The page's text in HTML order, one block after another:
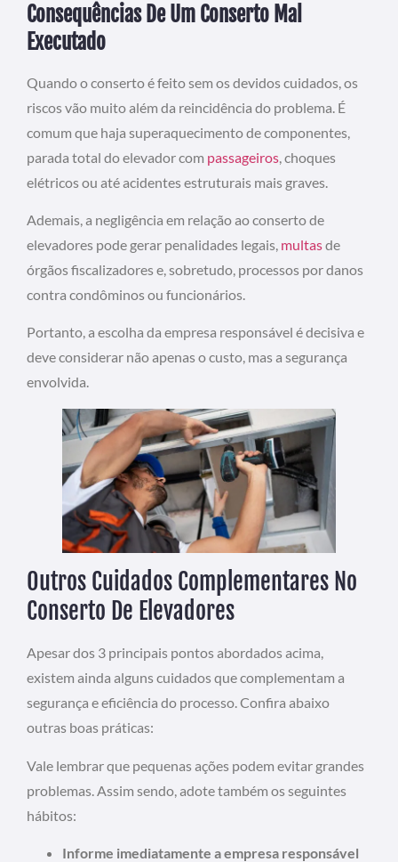
Consequências De Um Conserto Mal
Executado
Quando o conserto é feito sem os devidos cuidados, os
riscos vão muito além da reincidência do problema. É
comum que haja superaquecimento de componentes,
parada total do elevador com passageiros , choques
elétricos ou até acidentes estruturais mais graves.
Ademais, a negligência em relação ao conserto de
elevadores pode gerar penalidades legais, multasde
órgãos fiscalizadores e, sobretudo, processos por danos
contra condôminos ou funcionários.
Portanto, a escolha da empresa responsável é decisiva e
deve considerar não apenas o custo, mas a segurança
envolvida.
Outros Cuidados Complementares No
Conserto De Elevadores
Apesar dos 3 principais pontos abordados acima,
existem ainda alguns cuidados que complementam a
segurança e eficiência do processo. Confira abaixo
outras boas práticas:
Vale lembrar que pequenas ações podem evitar grandes
problemas. Assim sendo, adote também os seguintes
hábitos:
Informe imediatamente a empresa responsável